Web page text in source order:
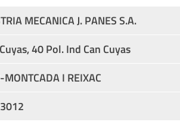
MECANICA J. PANES S.A.
40 Pol. Ind Can Cuyas
I REIXAC